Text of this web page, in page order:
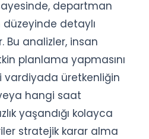
departman
düzeyinde detaylı
Bu analizler, insan
planlama yapmasını
vardiyada üretkenliğin
hangi saat
yaşandığı kolayca
stratejik karar alma